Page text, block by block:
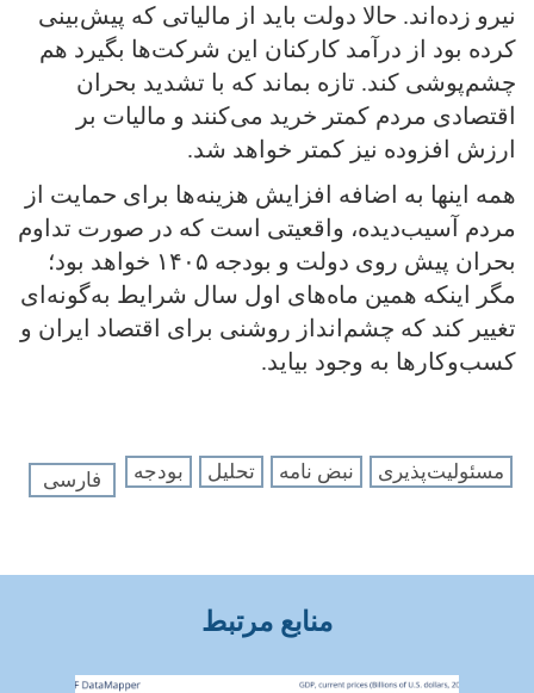
نیرو زده‌اند. حالا دولت باید از مالیاتی که پیش‌بینی
کرده بود از درآمد کارکنان این شرکت‌ها بگیرد هم
چشم‌پوشی کند. تازه بماند که با تشدید بحران
اقتصادی مردم کمتر خرید می‌کنند و مالیات بر
ارزش افزوده نیز کمتر خواهد شد.
همه اینها به اضافه افزایش هزینه‌ها برای حمایت از
مردم آسیب‌دیده، واقعیتی است که در صورت تداوم
بحران پیش روی دولت و بودجه ۱۴۰۵ خواهد بود؛
مگر اینکه همین ماه‌های اول سال شرایط به‌گونه‌ای
تغییر کند که چشم‌انداز روشنی برای اقتصاد ایران و
کسب‌وکارها به وجود بیاید.
مسئولیت‌پذیری نبض نامه تحلیل بودجه فارسی
منابع مرتبط